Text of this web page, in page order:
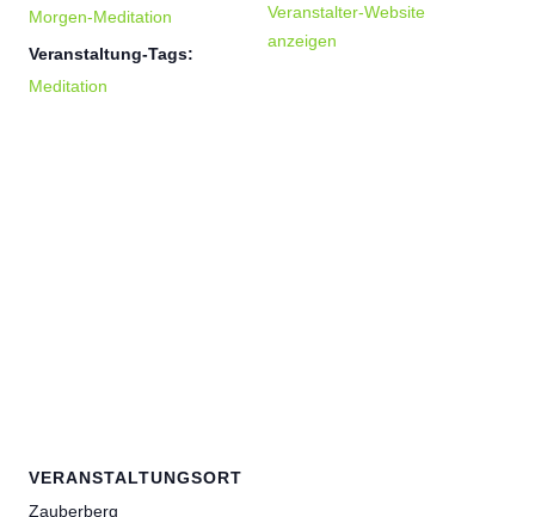
Morgen-Meditation
Veranstaltung-Tags:
Meditation
Veranstalter-Website
anzeigen
VERANSTALTUNGSORT
Zauberberg